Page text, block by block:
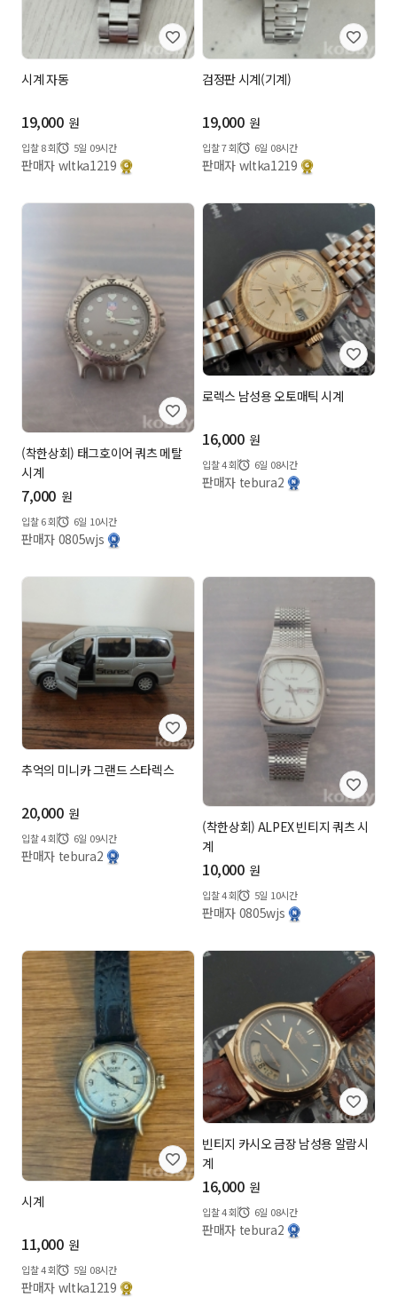
시계 자동
19,000 원
입찰 8회 5일 09시간
판매자 wltka1219
검정판 시계(기계)
19,000 원
입찰7회 6일 08시간
판매자 wltka1219
(착한상회) 태그호이어 쿼츠 메탈
시계
7,000 원
입찰 6회 6일 10시간
판매자 0805wjs
로렉스 남성용 오토매틱 시계
16,000 원
입찰4회 6일 08시간
판매자 tebura2
추억의 미니카 그랜드 스타렉스
20,000 원
입찰4회 6일 09시간
판매자 tebura2
(착한상회) ALPEX 빈티지 쿼츠 시
계
10,000 원
입찰4회 5일 10시간
판매자 0805wjs
시계
11,000 원
입찰4회 5일 08시간
판매자 wltka1219
빈티지 카시오 금장 남성용 알람시
계
16,000 원
입찰4회 6일 08시간
판매자 tebura2